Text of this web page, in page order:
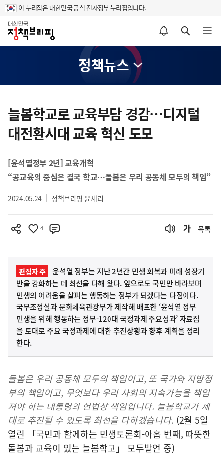
이 누리집은 대한민국 공식 전자정부 누리집입니다.
홈
알림설정 바로가기 검색 바로가기 메뉴 열기
정책뉴스
텐
츠
영
늘봄학교로 교육부담 경감…디지털
대전환시대 교육 혁신 도모
[윤석열정부 2년] 교육개혁
“공교육의 중심은 결국 학교…돌봄은 우리 공동체 모두의 책임”
2024.05.24 정책브리핑 윤세리
4 목록
편집자 주
윤석열 정부는 지난 2년간 민생 회복과 미래 성장기
반을 강화하는 데 최선을 다해 왔다. 앞으로도 국민만 바라보며
민생의 어려움을 살피는 행동하는 정부가 되겠다는 다짐이다.
국무조정실과 문화체육관광부가 제작해 배포한 ‘윤석열 정부
민생을 위해 행동하는 정부-120대 국정과제 주요성과’ 자료집
을 토대로 주요 국정과제에 대한 추진상황과 향후 계획을 정리
한다.
돌봄은 우리 공동체 모두의 책임이고, 또 국가와 지방정
부의 책임이고, 무엇보다 우리 사회의 지속가능을 책임
져야 하는 대통령의 헌법상 책임입니다. 늘봄학교가 제
대로 추진될 수 있도록 최선을 다하겠습니다. (2월 5일
열린 「국민과 함께하는 민생토론회-아홉 번째, 따뜻한
돌봄과 교육이 있는 늘봄학교」 모두발언 중)